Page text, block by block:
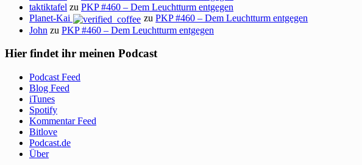
taktiktafel zu PKP #460 – Dem Leuchtturm entgegen
Planet-Kai
zuPKP #460 – Dem Leuchtturm entgegen
John zu PKP #460 – Dem Leuchtturm entgegen
Hier findet ihr meinen Podcast
Podcast Feed
Blog Feed
iTunes
Spotify
Kommentar Feed
Bitlove
Podcast.de
Über